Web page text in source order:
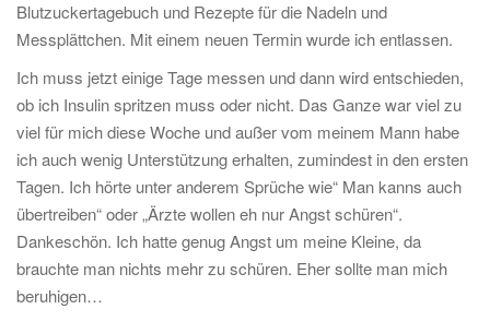
Blutzuckertagebuch und Rezepte für die Nadeln und
Messplättchen. Mit einem neuen Termin wurde ich entlassen.
Ich muss jetzt einige Tage messen und dann wird entschieden,
ob ich Insulin spritzen muss oder nicht. Das Ganze war viel zu
viel für mich diese Woche und außer vom meinem Mann habe
ich auch wenig Unterstützung erhalten, zumindest in den ersten
Tagen. Ich hörte unter anderem Sprüche wie“ Man kanns auch
übertreiben“ oder „Ärzte wollen eh nur Angst schüren“.
Dankeschön. Ich hatte genug Angst um meine Kleine, da
brauchte man nichts mehr zu schüren. Eher sollte man mich
beruhigen…